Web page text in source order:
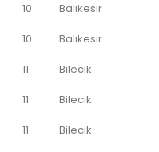
10
Balıkesir
10
Balıkesir
11
Bilecik
11
Bilecik
11
Bilecik